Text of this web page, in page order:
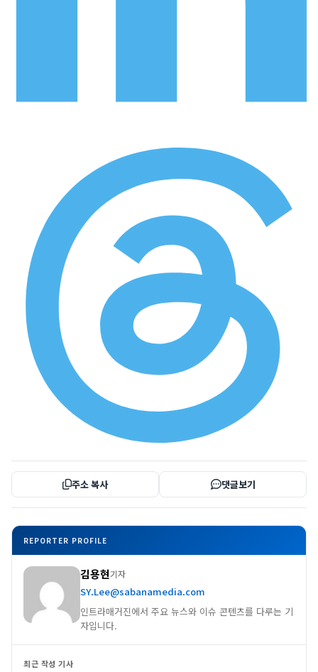
주소 복사 댓글보기
REPORTER PROFILE
김용현기자
SY.Lee@sabanamedia.com
인트라매거진에서 주요 뉴스와 이슈 콘텐츠를 다루는 기
자입니다.
최근 작성 기사